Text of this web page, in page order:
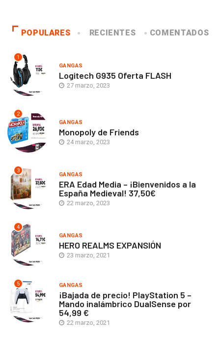
POPULARES RECIENTES COMENTADOS
1
GANGAS
Logitech G935 Oferta FLASH
27 marzo, 2023
2
GANGAS
Monopoly de Friends
24 marzo, 2023
3
GANGAS
ERA Edad Media – ¡Bienvenidos a la
España Medieval! 37,50€
22 marzo, 2023
4
GANGAS
HERO REALMS EXPANSIÓN
23 marzo, 2021
5 GANGAS
¡Bajada de precio! PlayStation 5 –
Mando inalámbrico DualSense por
54,99 €
22 marzo, 2021